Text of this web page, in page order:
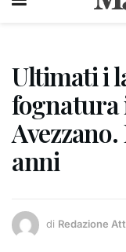
Ultimati i
fognatura
anni
di Redazione